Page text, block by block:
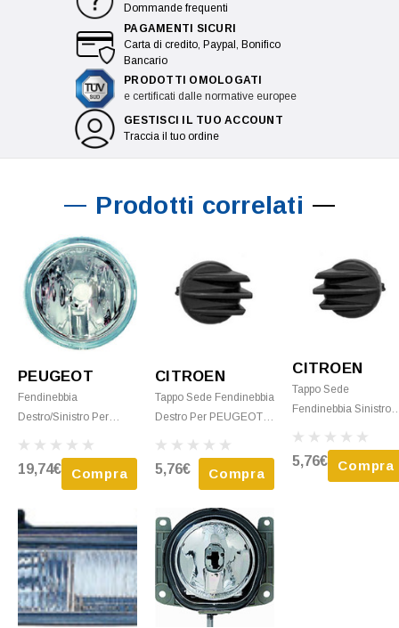
Dommande frequenti
PAGAMENTI SICURI
Carta di credito, Paypal, Bonifico
Bancario
PRODOTTI OMOLOGATI
e certificati dalle normative europee
GESTISCI IL TUO ACCOUNT
Traccia il tuo ordine
Prodotti correlati
PEUGEOT
Fendinebbia
Destro/sinistro Per
2007 Al 2016 H1 Nuovo
19,74€ Compra
CITROEN
Tappo Sede Fendinebbia
Destro Per PEUGEOT
2006 Nuovo
5,76€ Compra
CITROEN
Tappo Sede
Fendinebbia Sinistro
EXPERT Dal 2004 Al
2006 Nuovo
5,76€ Compra